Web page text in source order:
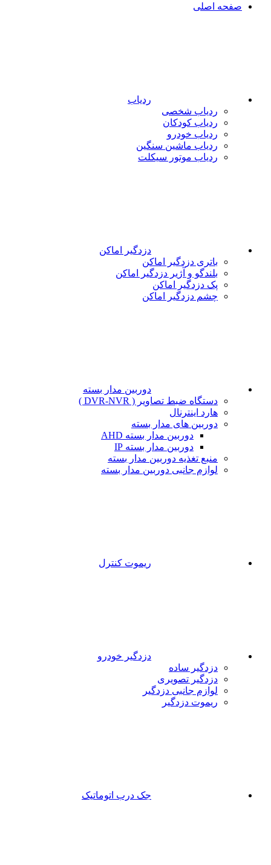
صفحه اصلی
ردیاب
ردیاب شخصی
ردیاب کودکان
ردیاب خودرو
ردیاب ماشین سنگین
ردیاب موتور سیکلت
دزدگیر اماکن
باتری دزدگیر اماکن
بلندگو و آژیر دزدگیر اماکن
پک دزدگیر اماکن
چشم دزدگیر اماکن
دوربین مدار بسته
دستگاه ضبط تصاویر ( DVR-NVR )
هارد اینترنال
دوربین های مدار بسته
دوربین مدار بسته AHD
دوربین مدار بسته IP
منبع تغذیه دوربین مدار بسته
لوازم جانبی دوربین مدار بسته
ریموت کنترل
دزدگیر خودرو
دزدگیر ساده
دزدگیر تصویری
لوازم جانبی دزدگیر
ریموت دزدگیر
جک درب اتوماتیک